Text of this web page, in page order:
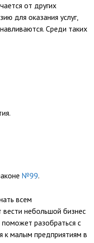
от других
для оказания услуг,
Среди таких
№99.
всем
небольшой бизнес
разобраться с
к малым предприятиям в